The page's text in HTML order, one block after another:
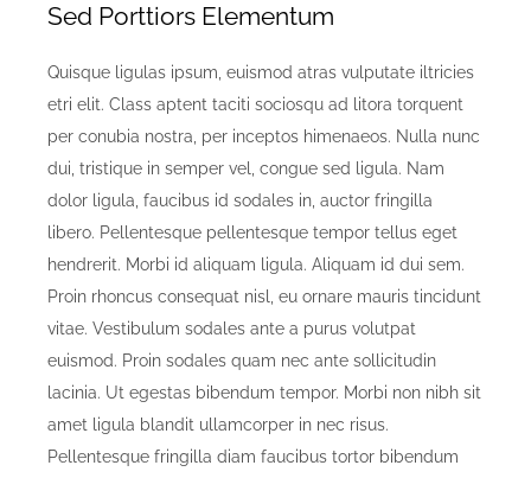
Sed Porttiors Elementum
Quisque ligulas ipsum, euismod atras vulputate iltricies
etri elit. Class aptent taciti sociosqu ad litora torquent
per conubia nostra, per inceptos himenaeos. Nulla nunc
dui, tristique in semper vel, congue sed ligula. Nam
dolor ligula, faucibus id sodales in, auctor fringilla
libero. Pellentesque pellentesque tempor tellus eget
hendrerit. Morbi id aliquam ligula. Aliquam id dui sem.
Proin rhoncus consequat nisl, eu ornare mauris tincidunt
vitae. Vestibulum sodales ante a purus volutpat
euismod. Proin sodales quam nec ante sollicitudin
lacinia. Ut egestas bibendum tempor. Morbi non nibh sit
amet ligula blandit ullamcorper in nec risus.
Pellentesque fringilla diam faucibus tortor bibendum